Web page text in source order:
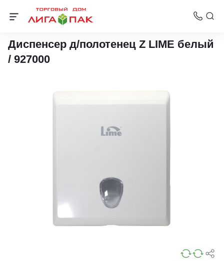
Диспенсеры для бумажной продукции
Диспенсер д/полотенец Z LIME белый
/ 927000